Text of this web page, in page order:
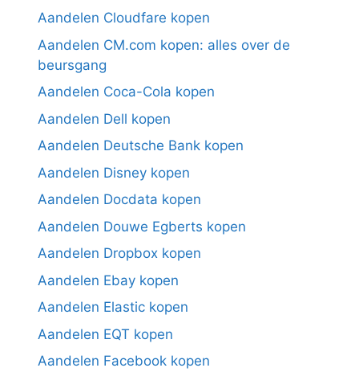
Aandelen Cloudfare kopen
Aandelen CM.com kopen: alles over de
beursgang
Aandelen Coca-Cola kopen
Aandelen Dell kopen
Aandelen Deutsche Bank kopen
Aandelen Disney kopen
Aandelen Docdata kopen
Aandelen Douwe Egberts kopen
Aandelen Dropbox kopen
Aandelen Ebay kopen
Aandelen Elastic kopen
Aandelen EQT kopen
Aandelen Facebook kopen